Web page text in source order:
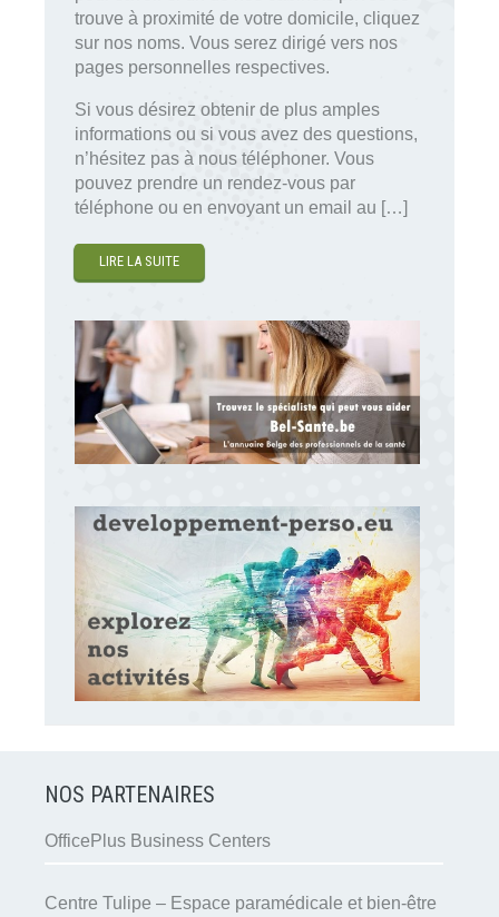
trouve à proximité de votre domicile, cliquez
sur nos noms. Vous serez dirigé vers nos
pages personnelles respectives.
Si vous désirez obtenir de plus amples
informations ou si vous avez des questions,
n’hésitez pas à nous téléphoner. Vous
pouvez prendre un rendez-vous par
téléphone ou en envoyant un email au […]
LIRE LA SUITE
NOS PARTENAIRES
OfficePlus Business Centers
Centre Tulipe – Espace paramédicale et bien-être